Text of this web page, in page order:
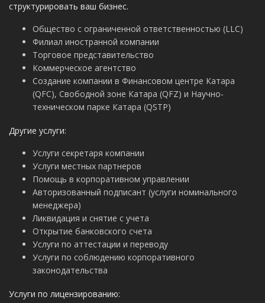
структурировать ваш бизнес.
Общество с ограниченной ответственностью (LLC)
Филиал иностранной компании
Торговое представительство
Коммерческое агентство
Создание компании в Финансовом центре Катара
(QFC), Свободной зоне Катара (QFZ) и Научно-
техническом парке Катара (QSTP)
Другие услуги:
Услуги секретаря компании
Услуги местных партнеров
Помощь в корпоративном управлении
Авторизованный подписант (услуги номинального
менеджера)
Ликвидация и снятие с учета
Открытие банковского счета
Услуги по аттестации и переводу
Услуги по соблюдению корпоративного
законодательства
Услуги по лицензированию: